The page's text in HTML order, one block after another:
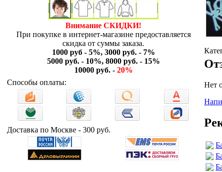
Внимание СКИДКИ!
При покупке в интернет-магазине предоставляется
скидка от суммы заказа.
1000 руб - 5%, 3000 руб. - 7%
5000 руб. - 10%, 8000 руб. - 15%
10000 руб. - 20%
Способы оплаты:
Доставка по Москве - 300 руб.
Нет